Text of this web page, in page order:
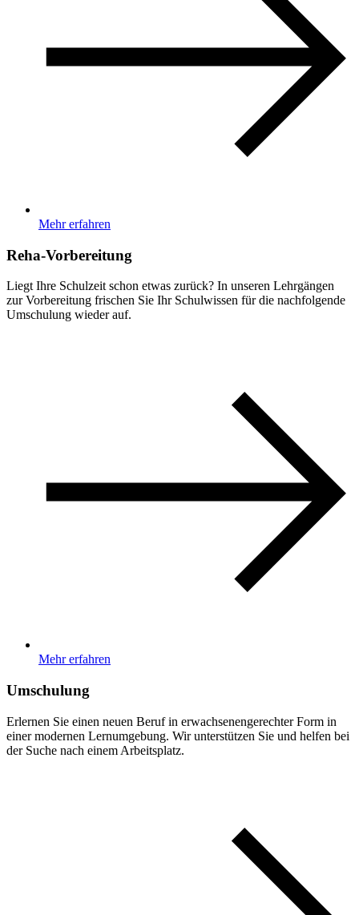
Mehr erfahren
Reha-Vorbereitung
Liegt Ihre Schulzeit schon etwas zurück? In unseren Lehrgängen
zur Vorbereitung frischen Sie Ihr Schulwissen für die nachfolgende
Umschulung wieder auf.
Mehr erfahren
Umschulung
Erlernen Sie einen neuen Beruf in erwachsenengerechter Form in
einer modernen Lernumgebung. Wir unterstützen Sie und helfen bei
der Suche nach einem Arbeitsplatz.